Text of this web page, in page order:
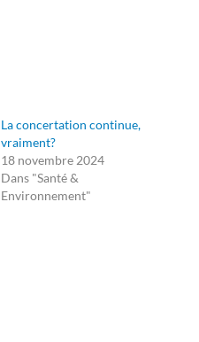
La concertation continue,
vraiment?
18 novembre 2024
Dans "Santé &
Environnement"